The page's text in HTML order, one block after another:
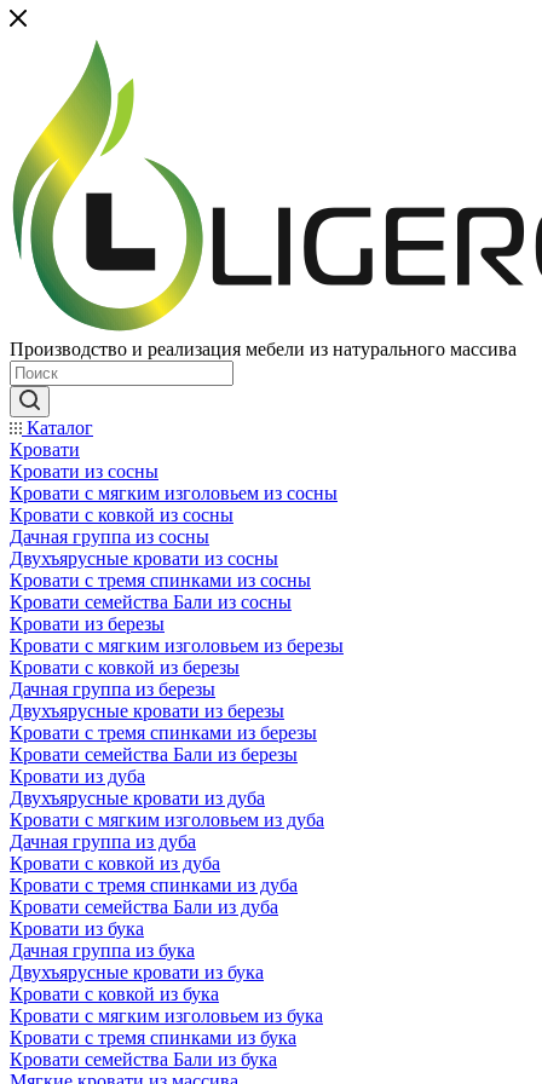
Производство и реализация мебели из натурального массива
Каталог
Кровати
Кровати из сосны
Кровати с мягким изголовьем из сосны
Кровати с ковкой из сосны
Дачная группа из сосны
Двухъярусные кровати из сосны
Кровати с тремя спинками из сосны
Кровати семейства Бали из сосны
Кровати из березы
Кровати с мягким изголовьем из березы
Кровати с ковкой из березы
Дачная группа из березы
Двухъярусные кровати из березы
Кровати с тремя спинками из березы
Кровати семейства Бали из березы
Кровати из дуба
Двухъярусные кровати из дуба
Кровати с мягким изголовьем из дуба
Дачная группа из дуба
Кровати с ковкой из дуба
Кровати с тремя спинками из дуба
Кровати семейства Бали из дуба
Кровати из бука
Дачная группа из бука
Двухъярусные кровати из бука
Кровати с ковкой из бука
Кровати с мягким изголовьем из бука
Кровати с тремя спинками из бука
Кровати семейства Бали из бука